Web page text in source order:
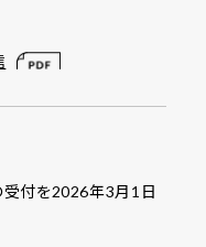
受付を2026年3月1日